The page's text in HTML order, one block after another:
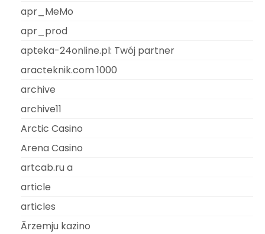
apr_MeMo
apr_prod
apteka-24online.pl: Twój partner
aracteknik.com 1000
archive
archive11
Arctic Casino
Arena Casino
artcab.ru a
article
articles
Ārzemju kazino